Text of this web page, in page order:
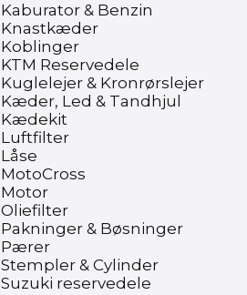
Kaburator & Benzin
Knastkæder
Koblinger
KTM Reservedele
Kuglelejer & Kronrørslejer
Kæder, Led & Tandhjul
Kædekit
Luftfilter
Låse
MotoCross
Motor
Oliefilter
Pakninger & Bøsninger
Pærer
Stempler & Cylinder
Suzuki reservedele